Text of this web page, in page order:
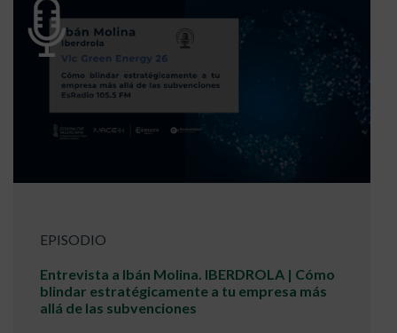
EPISODIO
Entrevista a Ibán Molina. IBERDROLA | Cómo
blindar estratégicamente a tu empresa más
allá de las subvenciones